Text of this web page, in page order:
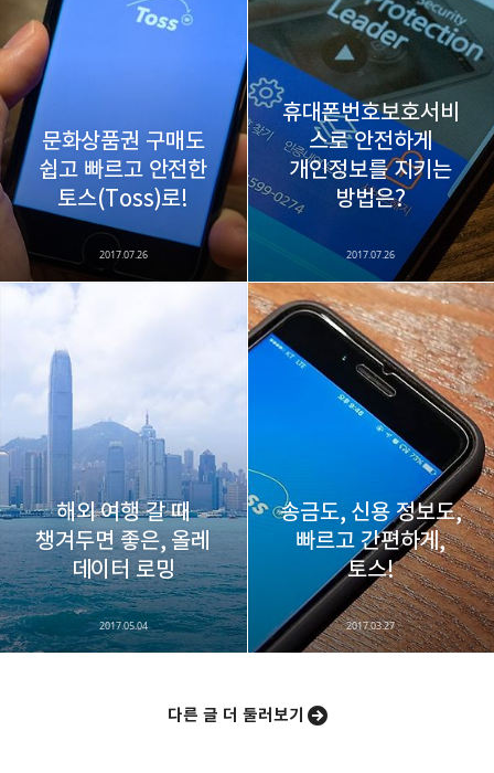
다방면의 깊은 관심과 얕은 이해도를 갖춘 보편적
비주류이자 진화하는 영원한 주변인.
구독하기 카카오톡 라인 트위터
카카오스토리 밴드 네이버 블로그
문화상품권 구매도
쉽고 빠르고 안전한
토스(Toss)로!
2017.07.26
휴대폰번호보호서비
스로 안전하게
개인정보를 지키는
방법은?
2017.07.26
해외 여행 갈 때
챙겨두면 좋은, 올레
데이터 로밍
2017.05.04
송금도, 신용 정보도,
빠르고 간편하게,
토스!
2017.03.27
다른 글 더 둘러보기